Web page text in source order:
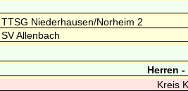
TTSG Niederhausen/Norheim 2
SV Allenbach
Herren
Kreis